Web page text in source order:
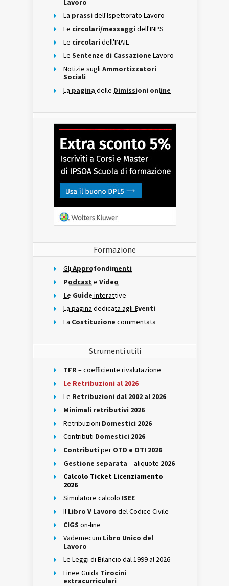
Lavoro
La prassi dell'Ispettorato Lavoro
Le circolari/messaggi dell'INPS
Le circolari dell'INAIL
Le Sentenze di Cassazione Lavoro
Notizie sugli Ammortizzatori
Sociali
La pagina delle Dimissioni online
Formazione
Gli Approfondimenti
Podcast e Video
Le Guide interattive
La pagina dedicata agli Eventi
La Costituzione commentata
Strumenti utili
TFR– coefficiente rivalutazione
Le Retribuzioni al 2026
Le Retribuzioni dal 2002 al 2026
Minimali retributivi 2026
Retribuzioni Domestici 2026
Contributi Domestici 2026
Contributi per OTD e OTI 2026
Gestione separata – aliquote 2026
Calcolo Ticket Licenziamento
2026
Simulatore calcolo ISEE
Il Libro V Lavoro del Codice Civile
CIGS on-line
Vademecum Libro Unico del
Lavoro
Le Leggi di Bilancio dal 1999 al 2026
Linee Guida Tirocini
extracurriculari